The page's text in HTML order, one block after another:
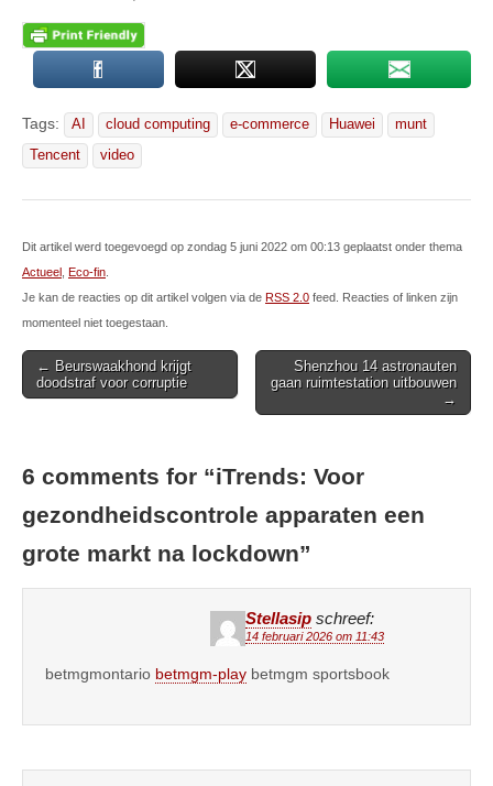
Tags: AI cloud computing e-commerce Huawei
munt
Tencent
video
Dit artikel werd toegevoegd op zondag 5 juni 2022 om 00:13 geplaatst onder thema
Actueel
Eco-fin
Je kan de reacties op dit artikel volgen via de RSS 2.0 feed. Reacties of linken zijn
momenteel niet toegestaan.
Post
navigation
← Beurswaakhond krijgt
doodstraf voor corruptie
Shenzhou 14 astronauten
gaan ruimtestation uitbouwen
→
6 comments for “iTrends: Voor
gezondheidscontrole apparaten een
grote markt na lockdown”
Stellasip schreef:
14 februari 2026 om 11:43
betmgmontario betmgm-play betmgm sportsbook